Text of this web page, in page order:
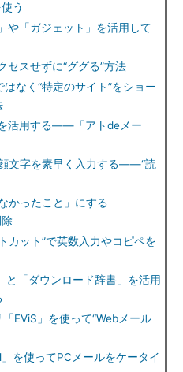
う
や「ガジェット」を活用して
セスせずに“ググる”方法
なく“特定のサイト”をショー
活用する――「アトdeメー
文字を素早く入力する――“読
かったこと」にする
カット”で英数入力やコピペを
と「ダウンロード辞書」を活用
EViS」を使って“Webメール
を使ってPCメールをケータイ